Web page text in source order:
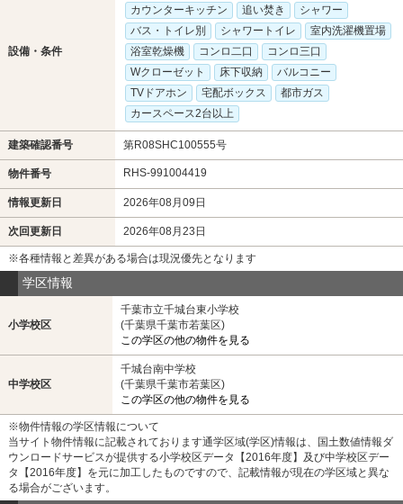
設備・条件
カウンターキッチン
追い焚き
シャワー
バス・トイレ別
シャワートイレ
室内洗濯機置場
浴室乾燥機
コンロ二口
コンロ三口
Wクローゼット
床下収納
バルコニー
TVドアホン
宅配ボックス
都市ガス
カースペース2台以上
建築確認番号 第R08SHC100555号
物件番号 RHS-991004419
情報更新日 2026年08月09日
次回更新日 2026年08月23日
※各種情報と差異がある場合は現況優先となります
学区情報
小学校区
千葉市立千城台東小学校
(千葉県千葉市若葉区)
この学区の他の物件を見る
中学校区
千城台南中学校
(千葉県千葉市若葉区)
この学区の他の物件を見る
※物件情報の学区情報について
当サイト物件情報に記載されております通学区域(学区)情報は、国土数値情報ダ
ウンロードサービスが提供する小学校区データ【2016年度】及び中学校区デー
タ【2016年度】を元に加工したものですので、記載情報が現在の学区域と異な
る場合がございます。